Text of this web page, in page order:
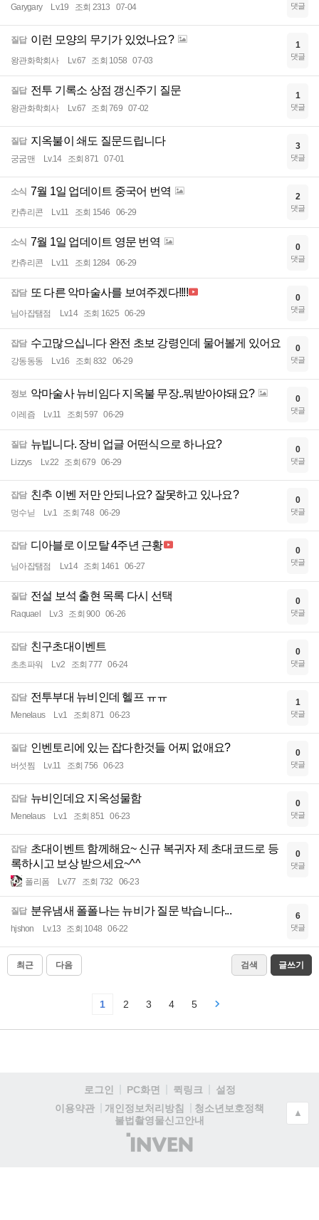
Garygary Lv.19 조회 2313 07-04 댓글
질답 이런 모양의 무기가 있었나요?
왕관화학회사 Lv.67 조회 1058 07-03
1
댓글
질답 전투 기록소 상점 갱신주기 질문
왕관화학회사 Lv.67 조회 769 07-02
1
댓글
질답 지옥불이 쇄도 질문드립니다
궁굼맨 Lv.14 조회 871 07-01
3
댓글
소식 7월 1일 업데이트 중국어 번역
칸츄리콘 Lv.11 조회 1546 06-29
2
댓글
소식 7월 1일 업데이트 영문 번역
칸츄리콘 Lv.11 조회 1284 06-29
0
댓글
잡담 또 다른 악마술사를 보여주겠다!!!!
님아잡탬점 Lv.14 조회 1625 06-29
0
댓글
잡담 수고많으십니다 완전 초보 강령인데 물어볼게 있어요
강동동동 Lv.16 조회 832 06-29
0
댓글
정보 악마술사 뉴비임다 지옥불 무장..뭐받아야돼요?
이레즘 Lv.11 조회 597 06-29
0
댓글
질답 뉴빕니다. 장비 업글 어떤식으로 하나요?
Lizzys Lv.22 조회 679 06-29
0
댓글
잡담 친추 이벤 저만 안되나요? 잘못하고 있나요?
멍수닏 Lv.1 조회 748 06-29
0
댓글
잡담 디아블로 이모탈 4주년 근황
님아잡탬점 Lv.14 조회 1461 06-27
0
댓글
질답 전설 보석 출현 목록 다시 선택
Raquael Lv.3 조회 900 06-26
0
댓글
잡담 친구초대이벤트
초초파워 Lv.2 조회 777 06-24
0
댓글
잡담 전투부대 뉴비인데 헬프 ㅠㅠ
Menelaus Lv.1 조회 871 06-23
1
댓글
질답 인벤토리에 있는 잡다한것들 어찌 없애요?
버섯찜 Lv.11 조회 756 06-23
0
댓글
잡담 뉴비인데요 지옥성물함
Menelaus Lv.1 조회 851 06-23
0
댓글
잡담 초대이벤트 함께해요~ 신규 복귀자 제 초대코드로 등
록하시고 보상 받으세요~^^
폴리폼 Lv.77 조회 732 06-23
0
댓글
질답 분유냄새 폴폴나는 뉴비가 질문 박습니다...
hjshon Lv.13 조회 1048 06-22
6
댓글
최근 다음 검색 글쓰기
1 2 3 4 5
로그인 PC화면 퀵링크
설정
이용약관
개인정보처리방침
청소년보호정책
불법촬영물신고안내
(주)
인
▲